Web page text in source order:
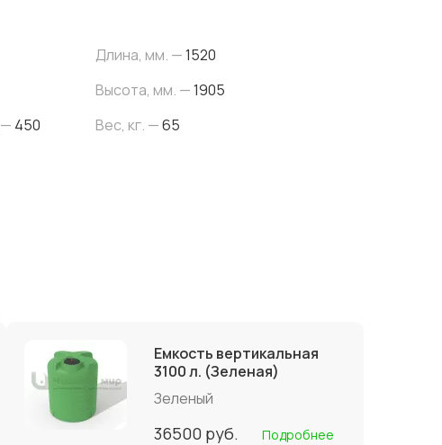
Длина, мм. —1520
Высота, мм. —1905
450 Вес, кг. —65
Емкость вертикальная
3100 л. (Зеленая)
Зеленый
36500 руб. Подробнее